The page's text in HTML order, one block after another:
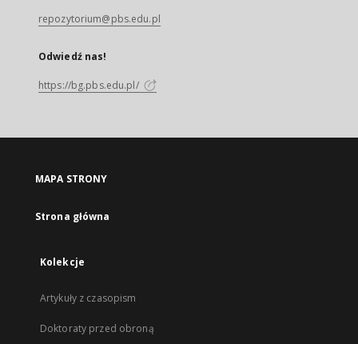
repozytorium@pbs.edu.pl
Odwiedź nas!
https://bg.pbs.edu.pl/
MAPA STRONY
Strona główna
Kolekcje
Artykuły z czasopism
Doktoraty przed obroną